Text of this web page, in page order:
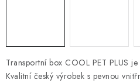
FAQ
Transportní box COOL PET PLUS je
Kvalitní český výrobek s pevnou